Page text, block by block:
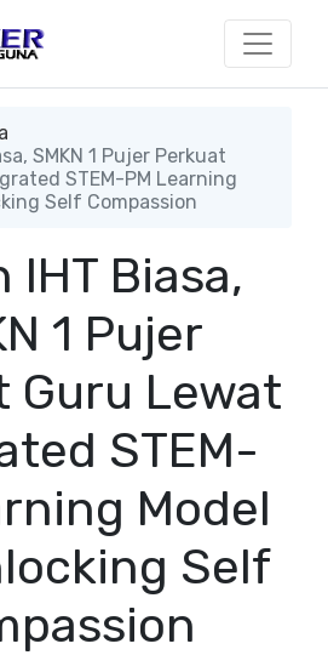
SMKN 1 Pujer Perkuat
STEM-PM Learning
Self Compassion
IHT Biasa,
1 Pujer
Guru Lewat
STEM-
Model
Self